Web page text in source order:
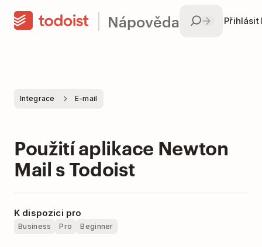
Nápověda Přihlásit
Integrace E-mail
Použití aplikace Newton
Mail s Todoist
K dispozici pro
Business Pro Beginner